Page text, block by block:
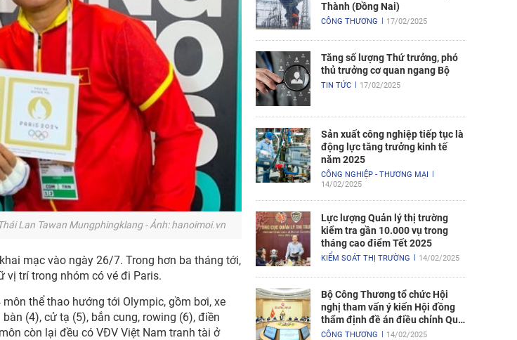
Lan Tawan Mungphingklang - Ảnh: hanoimoi.vn
mạc vào ngày 26/7. Trong hơn ba tháng tới,
vị trí trong nhóm có vé đi Paris.
thể thao hướng tới Olympic, gồm bơi, xe
(4), cử tạ (5), bắn cung, rowing (6), điền
còn lại đều có VĐV Việt Nam tranh tài ở
Thành (Đồng Nai)
CÔNG THƯƠNG 17/02/2025
Tăng số lượng Thứ trưởng, phó
thủ trưởng cơ quan ngang Bộ
TIN TỨC 17/02/2025
Sản xuất công nghiệp tiếp tục là
động lực tăng trưởng kinh tế
năm 2025
CÔNG NGHIỆP - THƯƠNG MẠI
14/02/2025
Lực lượng Quản lý thị trường
kiểm tra gần 10.000 vụ trong
tháng cao điểm Tết 2025
KIỂM SOÁT THỊ TRƯỜNG 14/02/2025
Bộ Công Thương tổ chức Hội
nghị tham vấn ý kiến Hội đồng
thẩm định đề án điều chỉnh Quy
hoạch điện VIII
CÔNG THƯƠNG 14/02/2025